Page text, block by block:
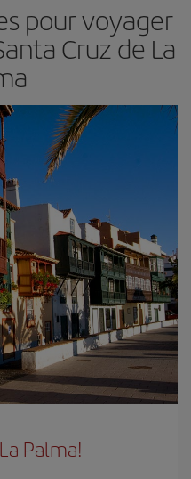
pour voyager
Cruz de La
Palma!